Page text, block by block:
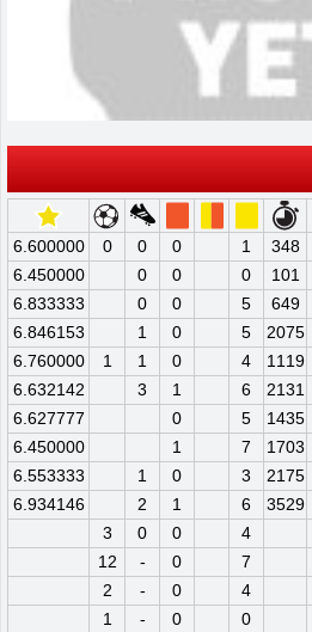
348
1
0
0
0
6.600000
101
0
0
0
6.450000
649
5
0
0
6.833333
2075
5
0
1
6.846153
1119
4
0
1
1
6.760000
2131
6
1
3
6.632142
1435
5
0
6.627777
1703
7
1
6.450000
2175
3
0
1
6.553333
3529
6
1
2
6.934146
4
0
0
3
7
0
-
12
4
0
-
2
0
0
-
1